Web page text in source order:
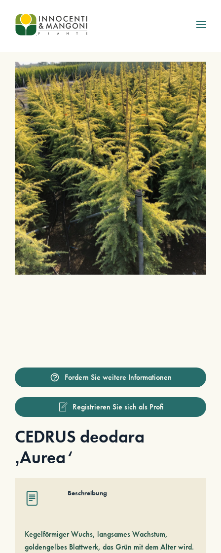
Skip to main content
Fordern Sie weitere Informationen
Registrieren Sie sich als Profi
CEDRUS deodara
‚Aurea‘
Beschreibung
Kegelförmiger Wuchs, langsames Wachstum,
goldengelbes Blattwerk, das Grün mit dem Alter wird.